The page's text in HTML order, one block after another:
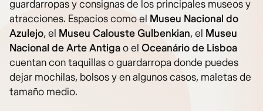
guardarropas y consignas de los principales museos y
atracciones. Espacios como el Museu Nacional do
Azulejo, el Museu Calouste Gulbenkian, el Museu
Nacional de Arte Antigao el Oceanário de Lisboa
cuentan con taquillas o guardarropa donde puedes
dejar mochilas, bolsos y en algunos casos, maletas de
tamaño medio.